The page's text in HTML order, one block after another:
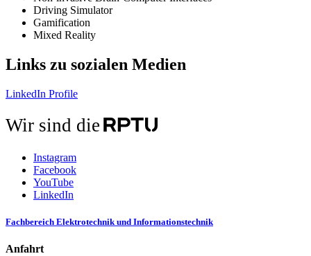
Driving Simulator
Gamification
Mixed Reality
Links zu sozialen Medien
LinkedIn Profile
Wir sind die
Instagram
Facebook
YouTube
LinkedIn
Fachbereich Elektrotechnik und Informationstechnik
Anfahrt